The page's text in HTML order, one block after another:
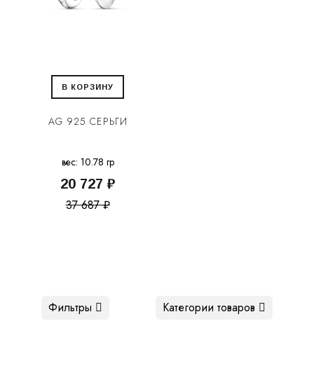
В КОРЗИНУ
AG 925 СЕРЬГИ
вес: 10.78 гр
20 727 ₽
37 687 ₽
Категории товаров
Фильтры